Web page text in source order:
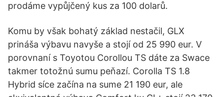
prodáme vypůjčený kus za 100 dolarů.
Komu by však bohatý základ nestačil, GLX
prináša výbavu navyše a stojí od 25 990 eur. V
porovnaní s Toyotou Corollou TS dáte za Swace
takmer totožnú sumu peňazí. Corolla TS 1.8
Hybrid síce začína na sume 21 190 eur, ale